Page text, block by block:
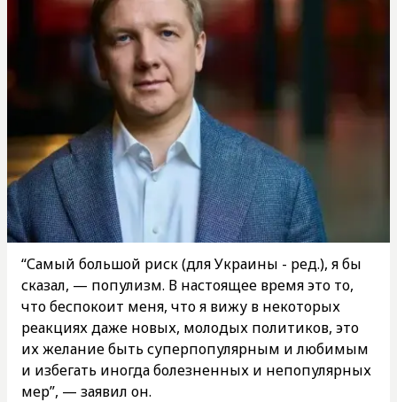
“Самый большой риск (для Украины - ред.), я бы
сказал, — популизм. В настоящее время это то,
что беспокоит меня, что я вижу в некоторых
реакциях даже новых, молодых политиков, это
их желание быть суперпопулярным и любимым
и избегать иногда болезненных и непопулярных
мер”, — заявил он.